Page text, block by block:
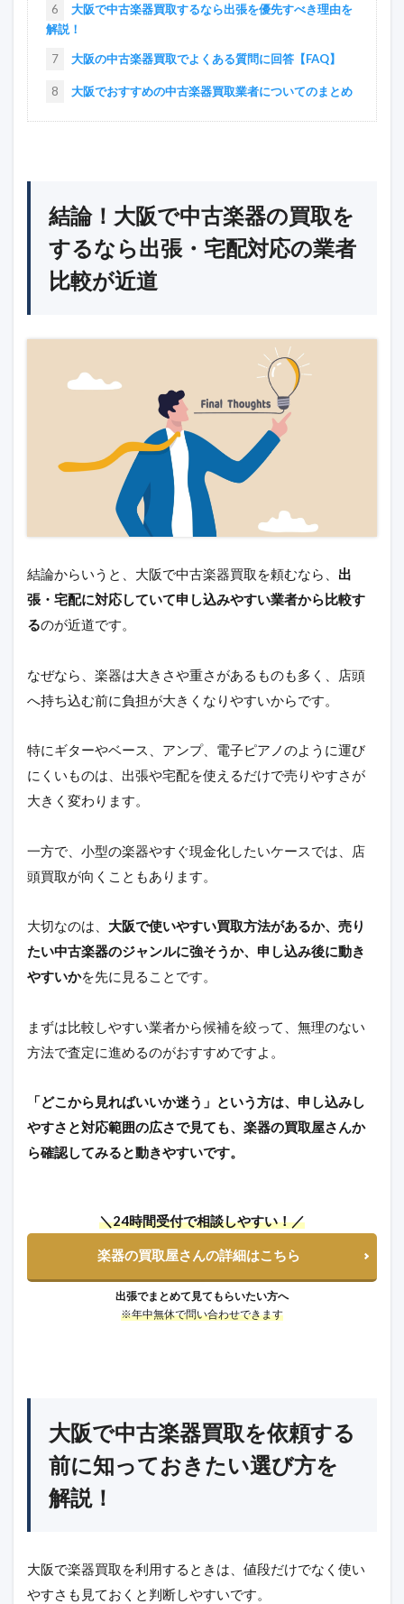
6
大阪で中古楽器買取するなら出張を優先すべき理由を
解説！
7 大阪の中古楽器買取でよくある質問に回答【FAQ】
8 大阪でおすすめの中古楽器買取業者についてのまとめ
結論！大阪で中古楽器の買取を
するなら出張・宅配対応の業者
比較が近道
結論からいうと、大阪で中古楽器買取を頼むなら、 出
張・宅配に対応していて申し込みやすい業者から比較す
るのが近道です。
なぜなら、楽器は大きさや重さがあるものも多く、店頭
へ持ち込む前に負担が大きくなりやすいからです。
特にギターやベース、アンプ、電子ピアノのように運び
にくいものは、出張や宅配を使えるだけで売りやすさが
大きく変わります。
一方で、小型の楽器やすぐ現金化したいケースでは、店
頭買取が向くこともあります。
大切なのは、 大阪で使いやすい買取方法があるか、売り
たい中古楽器のジャンルに強そうか、申し込み後に動き
やすいかを先に見ることです。
まずは比較しやすい業者から候補を絞って、無理のない
方法で査定に進めるのがおすすめですよ。
「どこから見ればいいか迷う」という方は、申し込みし
やすさと対応範囲の広さで見ても、楽器の買取屋さんか
ら確認してみると動きやすいです。
＼24時間受付で相談しやすい！／
楽器の買取屋さんの詳細はこちら
出張でまとめて見てもらいたい方へ
※年中無休で問い合わせできます
大阪で中古楽器買取を依頼する
前に知っておきたい選び方を
解説！
大阪で楽器買取を利用するときは、値段だけでなく使い
やすさも見ておくと判断しやすいです。